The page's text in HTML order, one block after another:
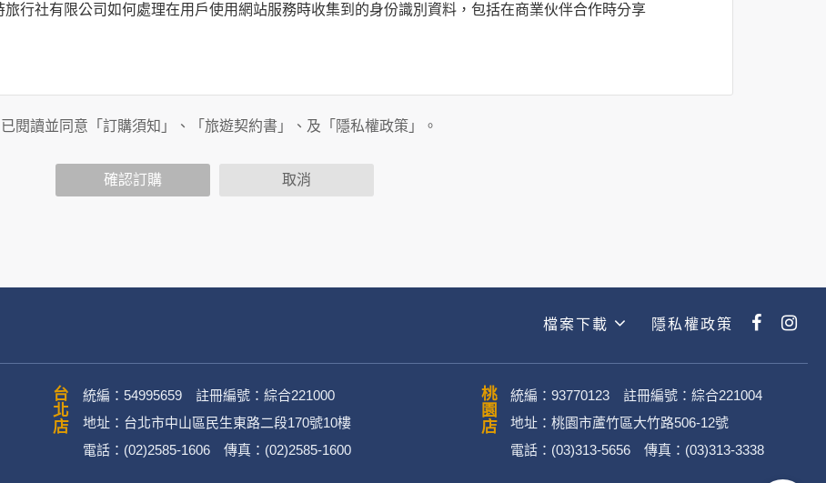
行社有限公司如何處理在用戶使用網站服務時收集到的身份識別資料，包括在商業伙伴合作時分享
商連結，這些置放連結的廠商也可能蒐集您個人的資料。對於您主動提供的個人資訊，這些廣告廠商
下網站上的聊天室或討論區中任意公開個人資料的行為，在非經加密的保護下，不適用於何時旅行社
行銷、客戶管理、會員管理及其他與第三人合作之行銷推廣活動。
文姓名、地址、聯絡電話、電子郵件信箱、通訊軟帳號、社群．媒體帳號、網路平台申請之帳號及
已閱讀並同意「訂購須知」、「旅遊契約書」、及「隱私權政策」。
確認訂購 取消
檔案下載 隱私權政策
台北店
統編：54995659 註冊編號：綜合221000
地址：台北市中山區民生東路二段170號10樓
電話：(02)2585-1606 傳真：(02)2585-1600
桃園店
統編：93770123 註冊編號：綜合221004
地址：桃園市蘆竹區大竹路506-12號
電話：(03)313-5656 傳真：(03)313-3338